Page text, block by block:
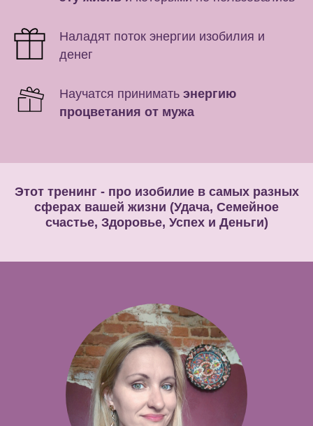
Наладят поток энергии изобилия и
денег
Научатся принимать энергию
процветания от мужа
Этот тренинг - про изобилие в самых разных
сферах вашей жизни (Удача, Семейное
счастье, Здоровье, Успех и Деньги)